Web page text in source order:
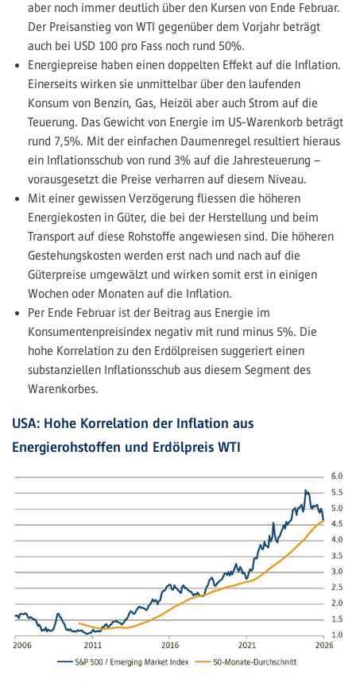
aber noch immer deutlich über den Kursen von Ende Februar.
Der Preisanstieg von WTI gegenüber dem Vorjahr beträgt
auch bei USD 100 pro Fass noch rund 50%.
Energiepreise haben einen doppelten Effekt auf die Inflation.
Einerseits wirken sie unmittelbar über den laufenden
Konsum von Benzin, Gas, Heizöl aber auch Strom auf die
Teuerung. Das Gewicht von Energie im US-Warenkorb beträgt
rund 7,5%. Mit der einfachen Daumenregel resultiert hieraus
ein Inflationsschub von rund 3% auf die Jahresteuerung –
vorausgesetzt die Preise verharren auf diesem Niveau.
Mit einer gewissen Verzögerung fliessen die höheren
Energiekosten in Güter, die bei der Herstellung und beim
Transport auf diese Rohstoffe angewiesen sind. Die höheren
Gestehungskosten werden erst nach und nach auf die
Güterpreise umgewälzt und wirken somit erst in einigen
Wochen oder Monaten auf die Inflation.
Per Ende Februar ist der Beitrag aus Energie im
Konsumentenpreisindex negativ mit rund minus 5%. Die
hohe Korrelation zu den Erdölpreisen suggeriert einen
substanziellen Inflationsschub aus diesem Segment des
Warenkorbes.
USA: Hohe Korrelation der Inflation aus
Energierohstoffen und Erdölpreis WTI